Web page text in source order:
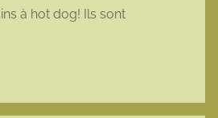
à hot dog! Ils sont